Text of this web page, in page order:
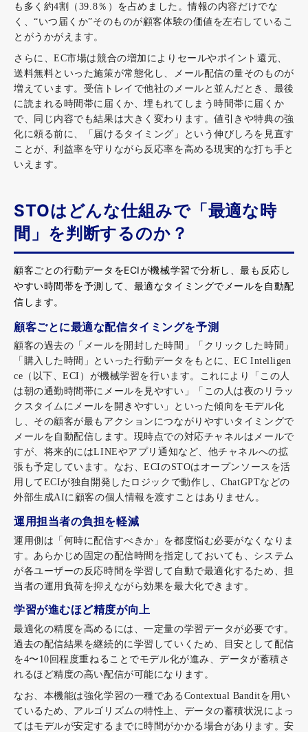
も多く約4割（39.8％）を占めました。情報の内容だけでな
く、“いつ届くか”そのものが顧客体験の価値を左右しているこ
とがうかがえます。
さらに、EC市場は競合の増加によりセールやポイント還元、
送料無料といった施策が常態化し、メール配信の量そのものが
増えています。受信トレイで他社のメールと並んだとき、最後
に読まれる時間帯に届くか、埋もれてしまう時間帯に届くか
で、同じ内容でも結果は大きく変わります。値引きや特典の強
化に頼る前に、「届けるタイミング」という伸びしろを見直す
ことが、利益率を守りながら反応率を高める現実的な打ち手と
いえます。
STOはどんな仕組みで「最適な時
間」を判断するのか？
顧客ごとの行動データをECIが機械学習で分析し、最も反応し
やすい時間帯を予測して、最適なタイミングでメールを自動配
信します。
顧客ごとに最適な配信タイミングを予測
顧客の過去の「メールを開封した時間」「クリックした時間」
「購入した時間」といった行動データをもとに、EC Intelligen
ce（以下、ECI）が機械学習を行います。これにより「この人
は朝の通勤時間帯にメールを見やすい」「この人は夜のリラッ
クスタイムにメールを開きやすい」といった傾向をモデル化
し、その顧客が最もアクションにつながりやすいタイミングで
メールを自動配信します。現時点での対応チャネルはメールで
すが、将来的にはLINEやアプリ通知など、他チャネルへの拡
張も予定しています。なお、ECIのSTOはオープンソースを活
用してECIが独自開発したロジックで動作し、ChatGPTなどの
外部生成AIに顧客の個人情報を渡すことはありません。
運用担当者の負担を軽減
運用側は「何時に配信すべきか」を都度悩む必要がなくなりま
す。あらかじめ固定の配信時間を指定しておいても、システム
が各ユーザーの反応時間を学習して自動で最適化するため、担
当者の運用負荷を抑えながら効果を最大化できます。
学習が進むほど精度が向上
最適化の精度を高めるには、一定量の学習データが必要です。
過去の配信結果を継続的に学習していくため、目安として配信
を4〜10回程度重ねることでモデル化が進み、データが蓄積さ
れるほど精度の高い配信が可能になります。
なお、本機能は強化学習の一種であるContextual Banditを用い
ているため、アルゴリズムの特性上、データの蓄積状況によっ
てはモデルが安定するまでに時間がかかる場合があります。安